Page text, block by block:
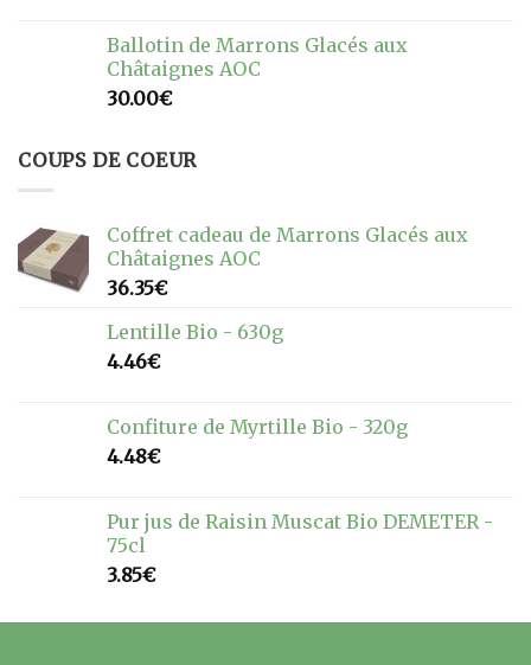
Ballotin de Marrons Glacés aux
Châtaignes AOC
30.00€
COUPS DE COEUR
Coffret cadeau de Marrons Glacés aux
Châtaignes AOC
36.35€
Lentille Bio - 630g
4.46€
Confiture de Myrtille Bio - 320g
4.48€
Pur jus de Raisin Muscat Bio DEMETER -
75cl
3.85€